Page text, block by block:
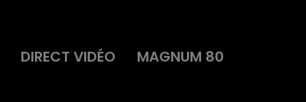
DIRECT VIDÉO
MAGNUM 80